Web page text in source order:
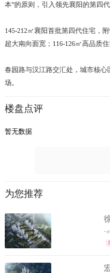
本”的原则，引入领先襄阳的第四
145-212㎡襄阳首批第四代住宅，
超大南向面宽；116-126㎡高品质
春园路与汉江路交汇处，城市核
场。
楼盘点评
暂无数据
为您推荐
-㎡